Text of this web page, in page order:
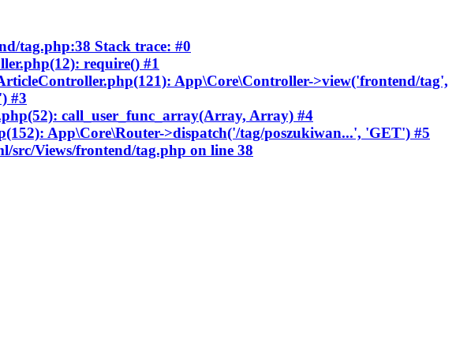
tag.php:38 Stack trace: #0
require() #1
App\Core\Controller->view('frontend/tag',
#3
call_user_func_array(Array, Array) #4
App\Core\Router->dispatch('/tag/poszukiwan...', 'GET') #5
src/Views/frontend/tag.php on line 38